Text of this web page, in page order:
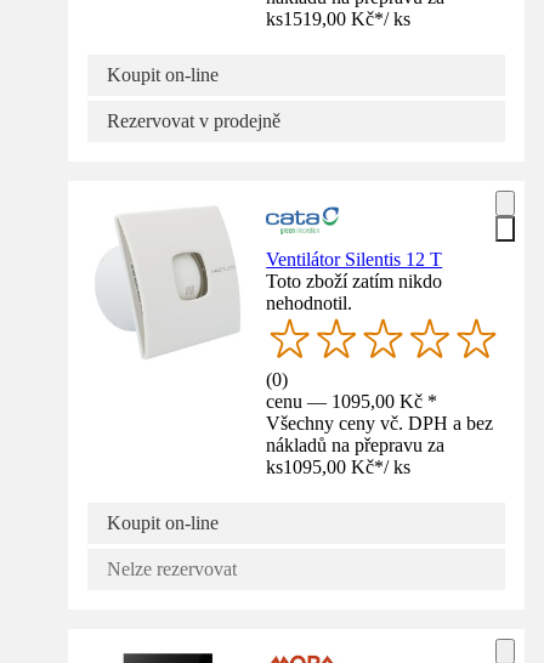
ks1519,00 Kč*/ ks
Koupit on-line
Rezervovat v prodejně
Ventilátor Silentis 12 T
Toto zboží zatím nikdo
nehodnotil.
(0)
cenu — 1095,00 Kč *
Všechny ceny vč. DPH a bez
nákladů na přepravu za
ks1095,00 Kč*/ ks
Koupit on-line
Nelze rezervovat